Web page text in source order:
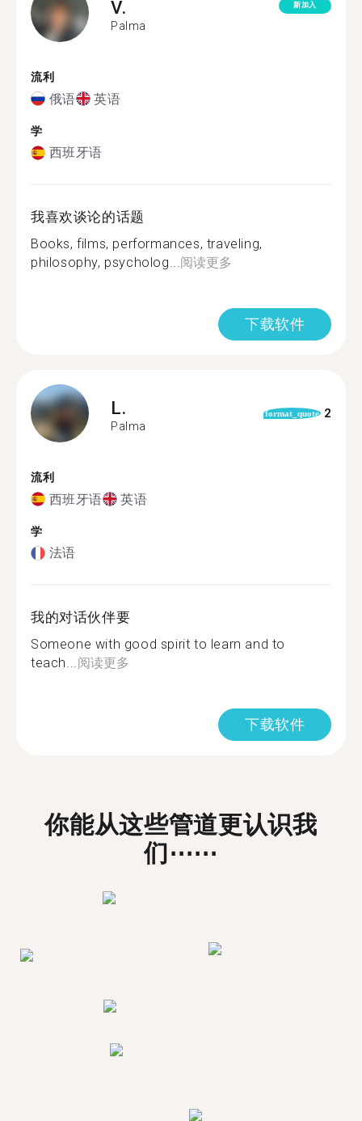
V.
Palma
新加入
流利
俄语 英语
学
西班牙语
我喜欢谈论的话题
Books, films, performances, traveling,
philosophy, psycholog...阅读更多
下载软件
L.
Palma
format_quote 2
流利
西班牙语 英语
学
法语
我的对话伙伴要
Someone with good spirit to learn and to
teach...阅读更多
下载软件
你能从这些管道更认识我
们⋯⋯